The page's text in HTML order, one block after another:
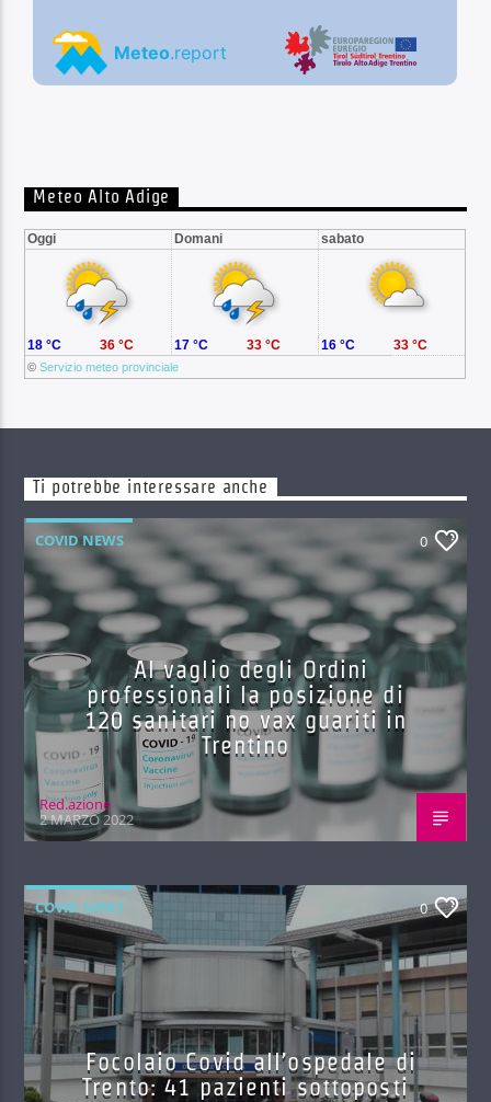
Meteo Alto Adige
Oggi Domani sabato
©Servizio meteo provinciale
18 °C 36 °C 17 °C 33 °C 16 °C 33 °C
Ti potrebbe interessare anche
COVID NEWS 0
Al vaglio degli Ordini
professionali la posizione di
120 sanitari no vax guariti in
Trentino
Red.azione
2 MARZO 2022
COVID NEWS 0
Focolaio Covid all’ospedale di
Trento: 41 pazienti sottoposti